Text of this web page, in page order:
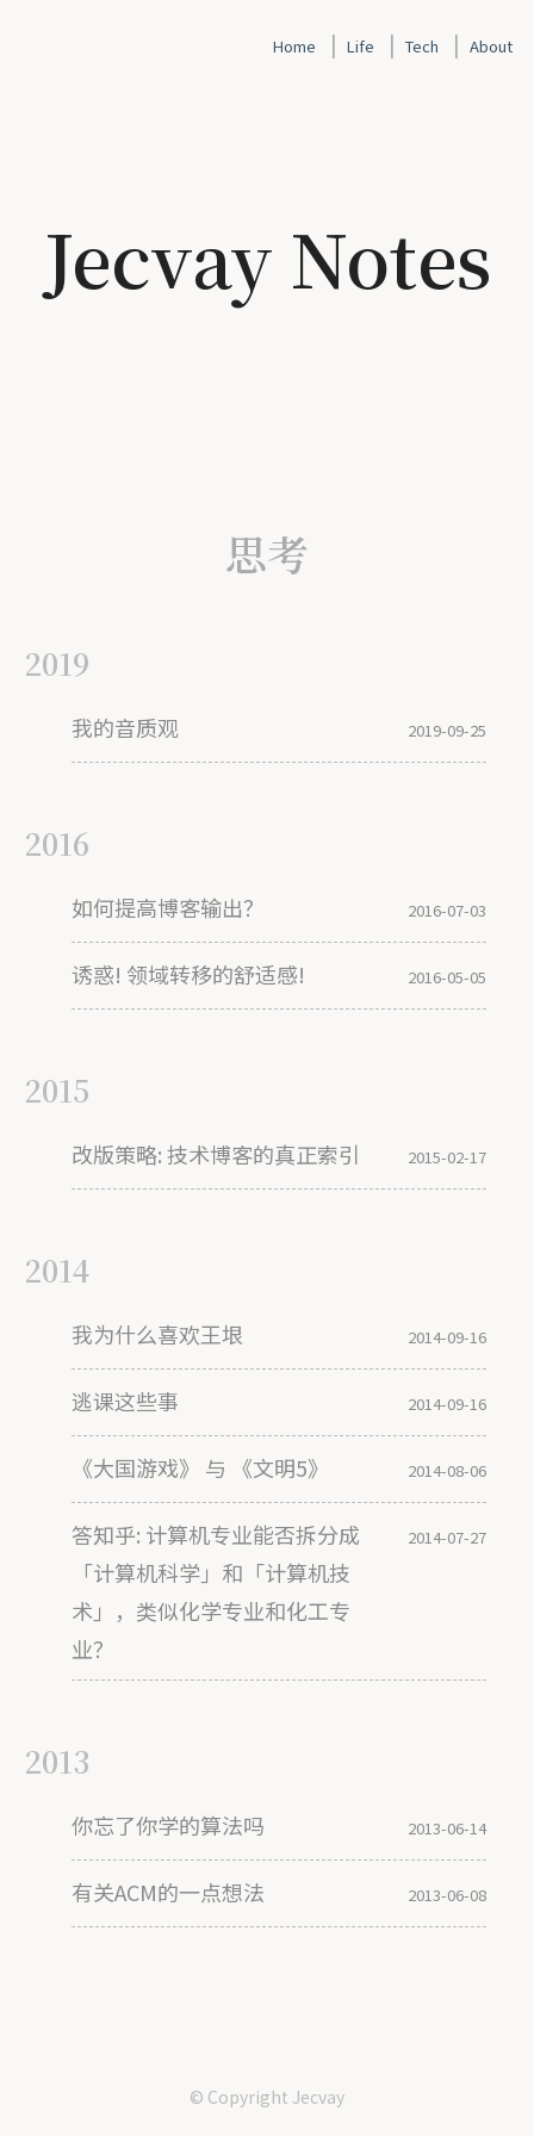
Home | Life | Tech | About
Jecvay Notes
思考
2019
我的音质观 2019-09-25
2016
如何提高博客输出？ 2016-07-03
诱惑! 领域转移的舒适感! 2016-05-05
2015
改版策略: 技术博客的真正索引 2015-02-17
2014
我为什么喜欢王垠 2014-09-16
逃课这些事 2014-09-16
《大国游戏》 与 《文明5》 2014-08-06
答知乎: 计算机专业能否拆分成
「计算机科学」和「计算机技
术」，类似化学专业和化工专
业？
2014-07-27
2013
你忘了你学的算法吗 2013-06-14
有关ACM的一点想法 2013-06-08
© Copyright Jecvay